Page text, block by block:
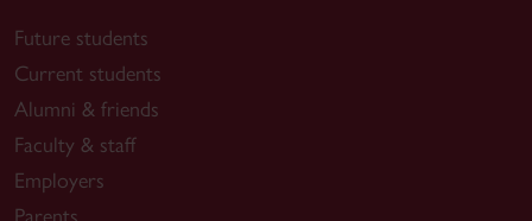
Future students
Current students
Alumni & friends
Faculty & staff
Employers